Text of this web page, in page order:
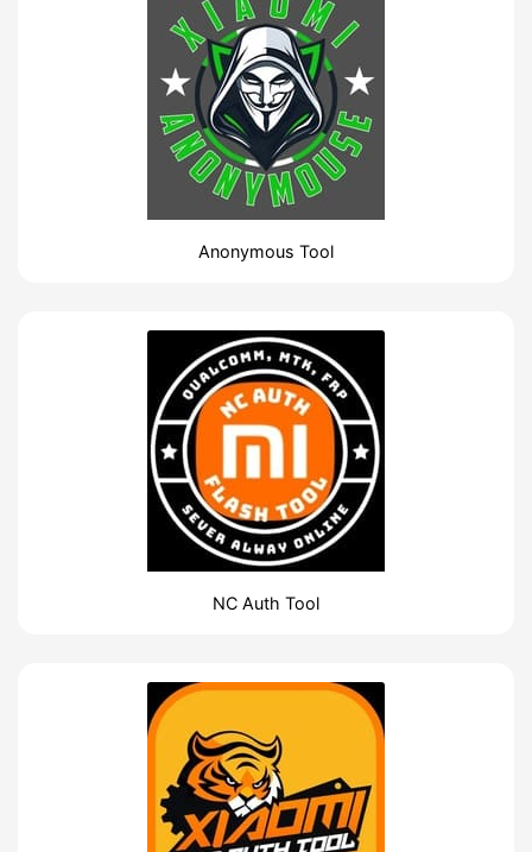
Anonymous Tool
NC Auth Tool